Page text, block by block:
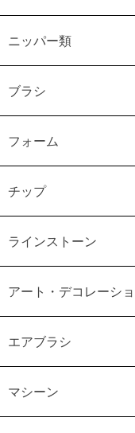
ニッパー類
ブラシ
フォーム
チップ
ラインストーン
アート・デコレーシ
エアブラシ
マシーン